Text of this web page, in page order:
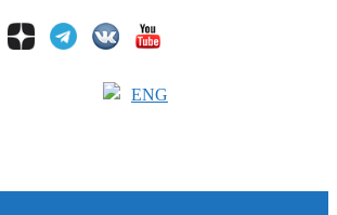
ENG